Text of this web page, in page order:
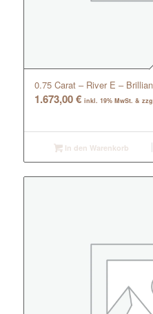
0.75 Carat – River E –
1.673,00€ inkl. 19% MwSt. &
In den Warenkorb